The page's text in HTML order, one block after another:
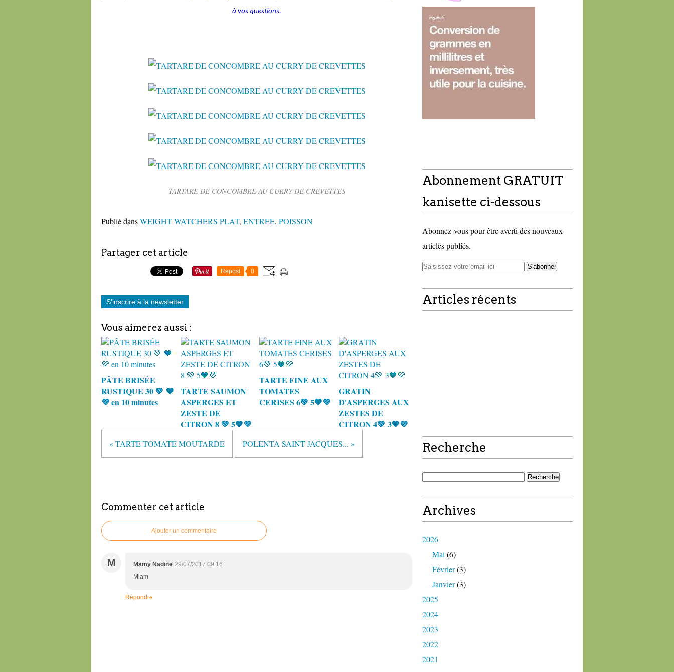
à vos questions.
TARTARE DE CONCOMBRE AU CURRY DE CREVETTES
Publié dansWEIGHT WATCHERS PLAT, ENTREE, POISSON
Partager cet article
Repost 0
S'inscrire à la newsletter
Vous aimerez aussi :
PÂTE BRISÉE
RUSTIQUE 30 💚 💙
💜 en 10 minutes
TARTE SAUMON
ASPERGES ET
ZESTE DE
CITRON 8 💚 5💙💜
TARTE FINE AUX
TOMATES
CERISES 6💚 5💙💜
GRATIN
D'ASPERGES AUX
ZESTES DE
CITRON 4💚 3💙💜
« TARTE TOMATE MOUTARDE POLENTA SAINT JACQUES... »
Commenter cet article
Ajouter un commentaire
M Mamy Nadine 29/07/2017 09:16
Miam
Répondre
Abonnement GRATUIT
kanisette ci-dessous
Abonnez-vous pour être averti des nouveaux
articles publiés.
Articles récents
Recherche
Archives
2026
Mai (6)
Février(3)
Janvier(3)
2025
2024
2023
2022
2021